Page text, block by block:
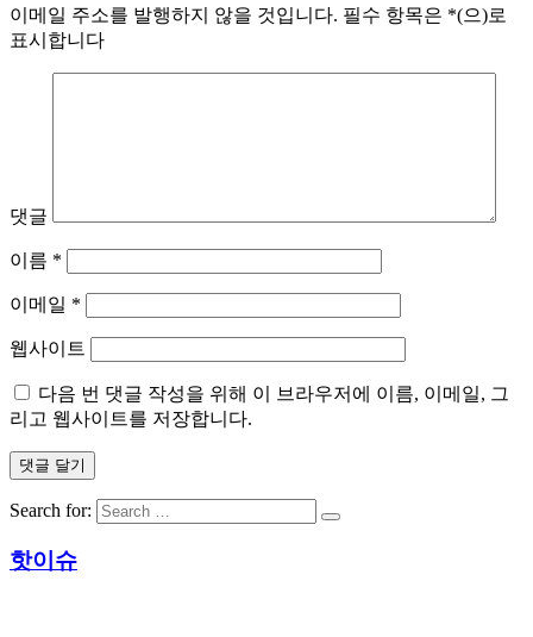
이메일 주소를 발행하지 않을 것입니다. 필수 항목은 *(으)로
표시합니다
댓글
이름 *
이메일 *
웹사이트
다음 번 댓글 작성을 위해 이 브라우저에 이름, 이메일, 그
리고 웹사이트를 저장합니다.
Search for:
핫이슈